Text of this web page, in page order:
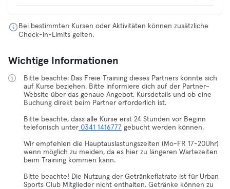
Bei bestimmten Kursen oder Aktivitäten können zusätzliche
Check-in-Limits gelten.
Wichtige Informationen
Bitte beachte: Das Freie Training dieses Partners könnte sich
auf Kurse beziehen. Bitte informiere dich auf der Partner-
Website über das genaue Angebot, Kursdetails und ob eine
Buchung direkt beim Partner erforderlich ist.
Bitte beachte, dass alle Kurse erst 24 Stunden vor Beginn
telefonisch unter0341 1416777 gebucht werden können.
Wir empfehlen die Hauptauslastungszeiten (Mo-FR 17-20Uhr)
wenn möglich zu meiden, da es hier zu längeren Wartezeiten
beim Training kommen kann.
Bitte beachte! Die Nutzung der Getränkeflatrate ist für Urban
Sports Club Mitglieder nicht enthalten. Getränke können zu